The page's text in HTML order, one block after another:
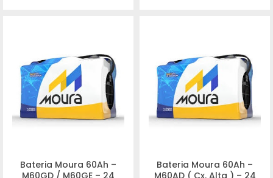
Bateria Moura 60Ah –
M60GD / M60GE – 24
Bateria Moura 60Ah –
M60AD ( Cx. Alta ) – 24